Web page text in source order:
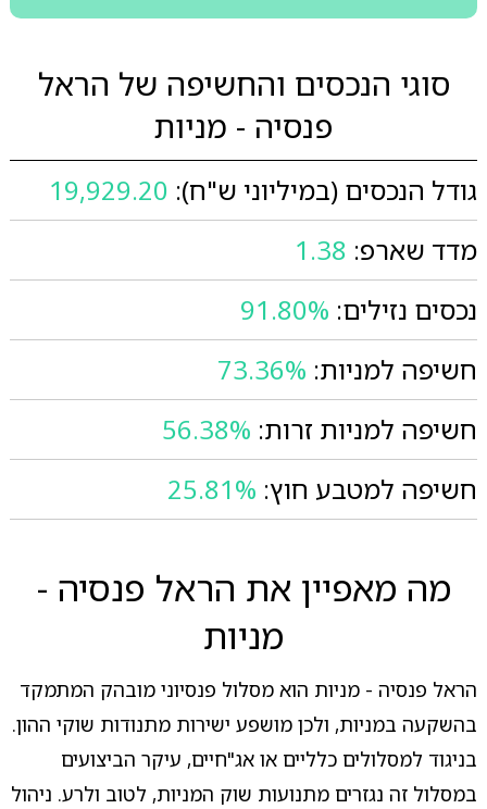
סוגי הנכסים והחשיפה של הראל
פנסיה - מניות
גודל הנכסים (במיליוני ש"ח): 19,929.20
מדד שארפ: 1.38
נכסים נזילים: 91.80%
חשיפה למניות: 73.36%
חשיפה למניות זרות: 56.38%
חשיפה למטבע חוץ: 25.81%
מה מאפיין את הראל פנסיה -
מניות
הראל פנסיה - מניות הוא מסלול פנסיוני מובהק המתמקד
בהשקעה במניות, ולכן מושפע ישירות מתנודות שוקי ההון.
בניגוד למסלולים כלליים או אג"חיים, עיקר הביצועים
במסלול זה נגזרים מתנועות שוק המניות, לטוב ולרע. ניהול